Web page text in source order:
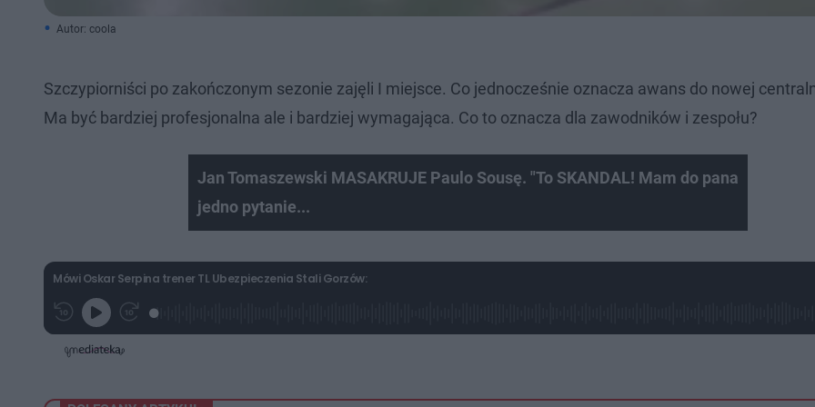
Autor: coola
Szczypiorniści po zakończonym sezonie zajęli I miejsce. Co jednocześnie oznacza awans do nowej
Ma być bardziej profesjonalna ale i bardziej wymagająca. Co to oznacza dla zawodników i zespołu?
Jan Tomaszewski MASAKRUJE Paulo Sousę. "To SKANDAL! Mam do pana
jedno pytanie...
Mówi Oskar Serpina trener TL Ubezpieczenia Stali Gorzów:
G
r
a
j
P
z
e
w
1
z
1
a
1